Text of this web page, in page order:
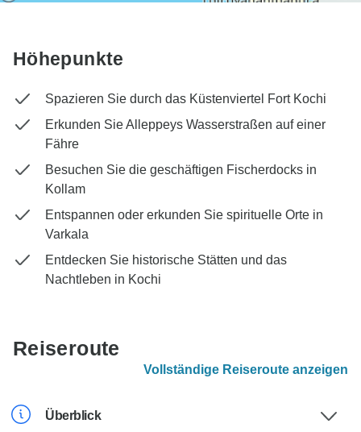
Höhepunkte
Spazieren Sie durch das Küstenviertel Fort Kochi
Erkunden Sie Alleppeys Wasserstraßen auf einer
Fähre
Besuchen Sie die geschäftigen Fischerdocks in
Kollam
Entspannen oder erkunden Sie spirituelle Orte in
Varkala
Entdecken Sie historische Stätten und das
Nachtleben in Kochi
Reiseroute
Vollständige Reiseroute anzeigen
Überblick